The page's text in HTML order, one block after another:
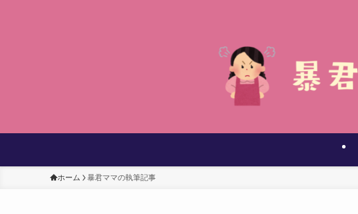
ホーム 暴君ママの執筆記事